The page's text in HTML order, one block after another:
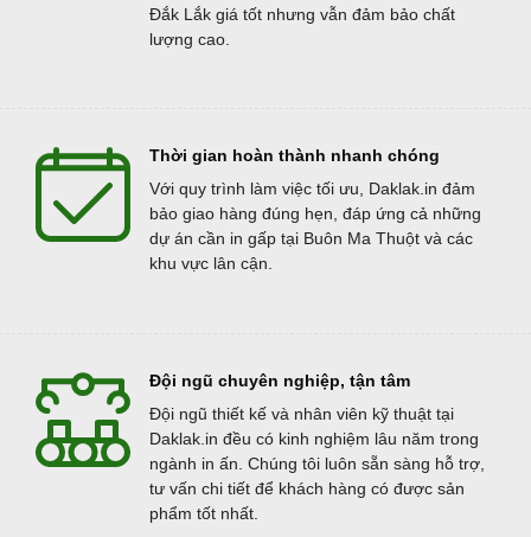
Đắk Lắk giá tốt nhưng vẫn đảm bảo chất
lượng cao.
Thời gian hoàn thành nhanh chóng
Với quy trình làm việc tối ưu, Daklak.in đảm
bảo giao hàng đúng hẹn, đáp ứng cả những
dự án cần in gấp tại Buôn Ma Thuột và các
khu vực lân cận.
Đội ngũ chuyên nghiệp, tận tâm
Đội ngũ thiết kế và nhân viên kỹ thuật tại
Daklak.in đều có kinh nghiệm lâu năm trong
ngành in ấn. Chúng tôi luôn sẵn sàng hỗ trợ,
tư vấn chi tiết để khách hàng có được sản
phẩm tốt nhất.